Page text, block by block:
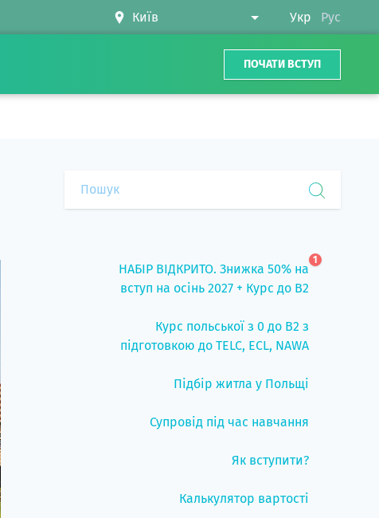
Укр Рус
ПОЧАТИ ВСТУП
НАБІР ВІДКРИТО. Знижка 50% на
вступ на осінь 2027 + Курс до B2
1
Курс польської з 0 до B2 з
підготовкою до TELC, ECL, NAWA
Підбір житла у Польщі
Супровід під час навчання
Як вступити?
Калькулятор вартості